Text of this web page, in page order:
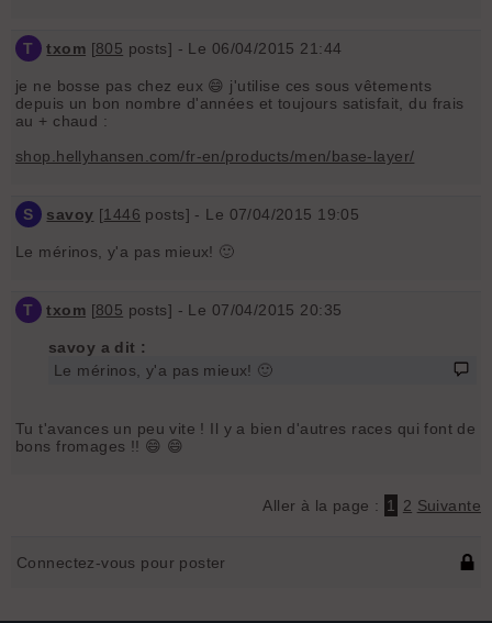
T txom [805 posts] - Le 06/04/2015 21:44
je ne bosse pas chez eux 😄 j'utilise ces sous vêtements
depuis un bon nombre d'années et toujours satisfait, du frais
au + chaud :
shop.hellyhansen.com/fr-en/products/men/base-layer/
S savoy [1446 posts] - Le 07/04/2015 19:05
Le mérinos, y'a pas mieux! 🙂
T txom [805 posts] - Le 07/04/2015 20:35
savoy a dit :
Le mérinos, y'a pas mieux! 🙂
Tu t'avances un peu vite ! Il y a bien d'autres races qui font de
bons fromages !! 😄 😄
Aller à la page : 1 2 Suivante
Connectez-vous pour poster